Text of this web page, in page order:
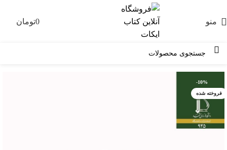
منو 0تومان
-10%
فروخته شده